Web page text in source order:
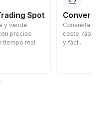
Spot
y vende
precios
tiempo real.
Convertir
Convierte
coste:
y fácil.